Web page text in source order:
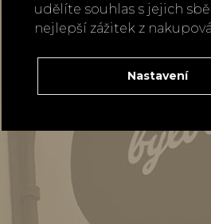
udělíte souhlas s jejich
nejlepší zážitek z
Nastavení